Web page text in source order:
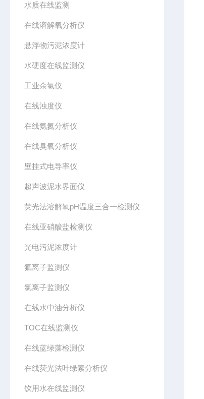
水质在线监测
在线溶解氧分析仪
悬浮物污泥浓度计
水硬度在线监测仪
工业余氯仪
在线浊度仪
在线氨氮分析仪
在线臭氧分析仪
壁挂式电导率仪
超声波泥水界面仪
荧光法溶解氧pH温度三合一检测仪
在线亚硝酸盐检测仪
光电污泥浓度计
氟离子监测仪
氯离子监测仪
在线水中油分析仪
TOC在线监测仪
在线蓝绿藻检测仪
在线荧光法叶绿素分析仪
饮用水在线监测仪